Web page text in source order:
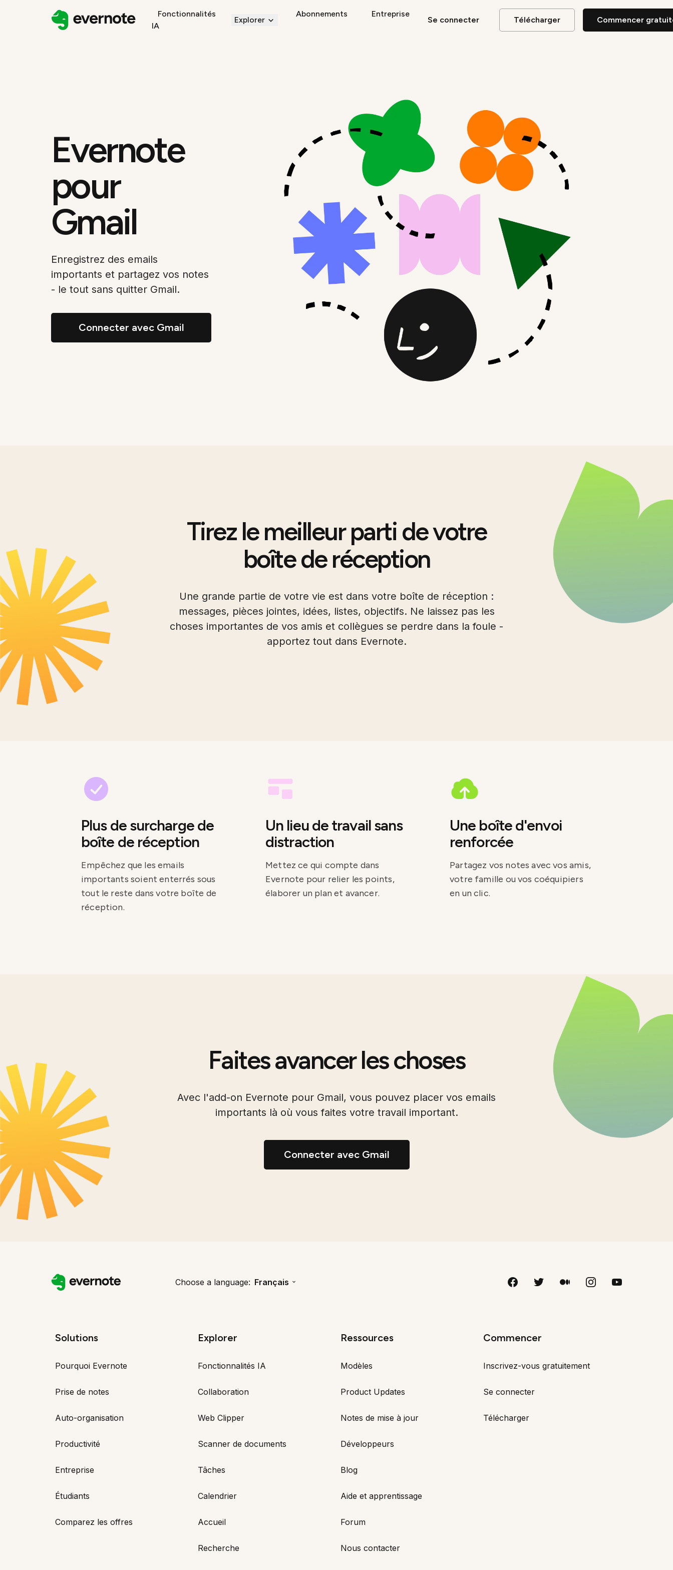
Fonctionnalités
IA
Explorer
Abonnements Entreprise
Se connecter Télécharger Commencer
Evernote
pour
Gmail
Enregistrez des emails
importants et partagez vos notes
- le tout sans quitter Gmail.
Connecter avec Gmail
Tirez le meilleur parti de votre
boîte de réception
Une grande partie de votre vie est dans votre boîte de réception :
messages, pièces jointes, idées, listes, objectifs. Ne laissez pas les
choses importantes de vos amis et collègues se perdre dans la foule -
apportez tout dans Evernote.
Plus de surcharge de
boîte de réception
Empêchez que les emails
importants soient enterrés sous
tout le reste dans votre boîte de
réception.
Un lieu de travail sans
distraction
Mettez ce qui compte dans
Evernote pour relier les points,
élaborer un plan et avancer.
Une boîte d'envoi
renforcée
Partagez vos notes avec vos amis,
votre famille ou vos coéquipiers
en un clic.
Faites avancer les choses
Avec l'add-on Evernote pour Gmail, vous pouvez placer vos emails
importants là où vous faites votre travail important.
Connecter avec Gmail
Choose a language: Français
Solutions
Pourquoi Evernote
Prise de notes
Auto-organisation
Productivité
Entreprise
Étudiants
Comparez les offres
Explorer
Fonctionnalités IA
Collaboration
Web Clipper
Scanner de documents
Tâches
Calendrier
Accueil
Recherche
Ressources
Modèles
Product Updates
Notes de mise à jour
Développeurs
Blog
Aide et apprentissage
Forum
Nous contacter
Commencer
Inscrivez-vous gratuitement
Se connecter
Télécharger